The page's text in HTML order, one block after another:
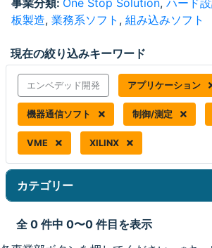
事業分類: One Stop Solution, ハード
板製造, 業務系ソフト , 組み込みソフト
現在の絞り込みキーワード
エンベデッド開発 アプリケーション
機器通信ソフト 制御/測定
VME XILINX
カテゴリー
全 0 件中 0〜0 件目を表示